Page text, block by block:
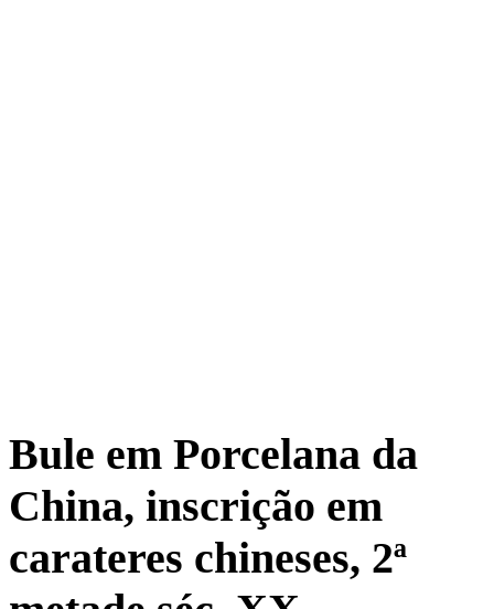
Bule em Porcelana da
China, inscrição em
carateres chineses, 2ª